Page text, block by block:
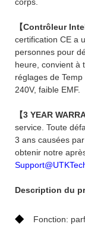
【Contrôleur
certification CE a
personnes pour
heure, convient à
réglages de
240V, faible EMF.
【3 YEAR
service. Toute
3 ans causées
obtenir notre
Description du
◆
Fonction: